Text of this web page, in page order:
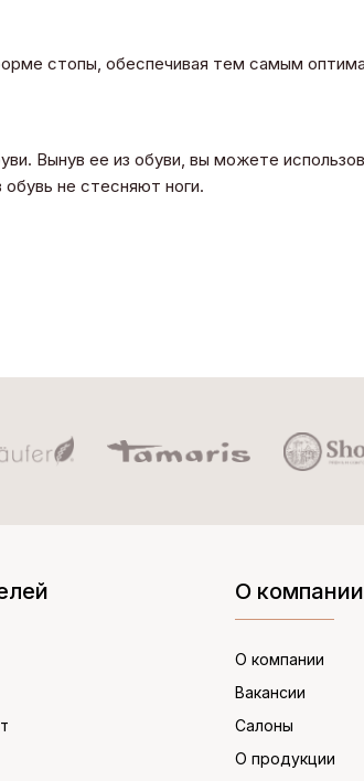
стопы, обеспечивая тем самым
Вынув ее из обуви, вы можете
не стесняют ноги.
О компании
О компании
Вакансии
Салоны
О продукции